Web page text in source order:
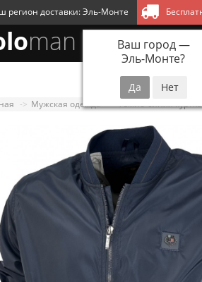
регион доставки:Эль-Монте
Ваш город —
Эль-Монте?
man
Новинки
Мужская одежда Темно-синяя